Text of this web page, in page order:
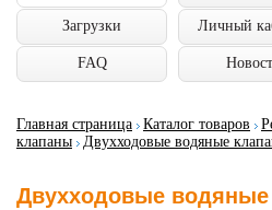
Загрузки Личный
FAQ
Главная страница Каталог товаров
клапаны
Двухходовые водяные
Двухходовые водяные